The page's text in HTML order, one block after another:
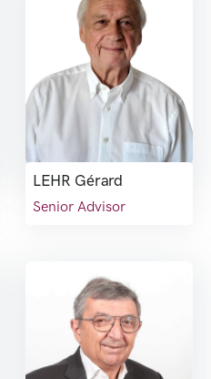
LEHR Gérard
Senior Advisor